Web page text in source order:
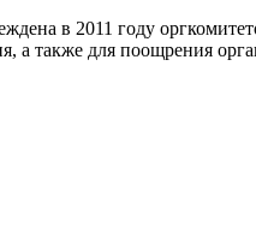
в 2011 году
а также для поощрения